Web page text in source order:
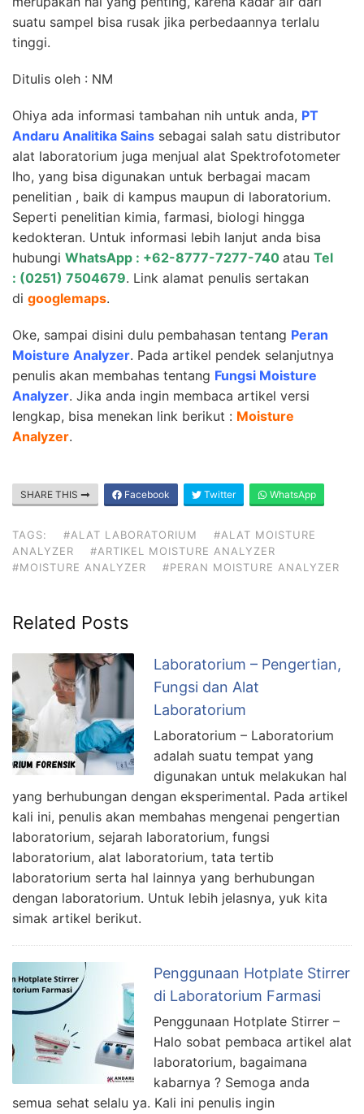
suatu sampel bisa rusak jika perbedaannya terlalu
tinggi.
Ditulis oleh : NM
Ohiya ada informasi tambahan nih untuk anda, PT
Andaru Analitika Sains sebagai salah satu distributor
alat laboratorium juga menjual alat Spektrofotometer
lho, yang bisa digunakan untuk berbagai macam
penelitian , baik di kampus maupun di laboratorium.
Seperti penelitian kimia, farmasi, biologi hingga
kedokteran. Untuk informasi lebih lanjut anda bisa
hubungi WhatsApp : +62-8777-7277-740 atau Tel
: (0251) 7504679. Link alamat penulis sertakan
di googlemaps.
Oke, sampai disini dulu pembahasan tentang Peran
Moisture Analyzer. Pada artikel pendek selanjutnya
penulis akan membahas tentang Fungsi Moisture
Analyzer. Jika anda ingin membaca artikel versi
lengkap, bisa menekan link berikut : Moisture
Analyzer.
SHARE THIS Facebook Twitter WhatsApp
TAGS: #ALAT LABORATORIUM
#ALAT MOISTURE
ANALYZER
#ARTIKEL MOISTURE ANALYZER
#MOISTURE ANALYZER
#PERAN MOISTURE ANALYZER
Related Posts
Laboratorium – Pengertian,
Fungsi dan Alat
Laboratorium
Laboratorium – Laboratorium
adalah suatu tempat yang
digunakan untuk melakukan hal
yang berhubungan dengan eksperimental. Pada artikel
kali ini, penulis akan membahas mengenai pengertian
laboratorium, sejarah laboratorium, fungsi
laboratorium, alat laboratorium, tata tertib
laboratorium serta hal lainnya yang berhubungan
dengan laboratorium. Untuk lebih jelasnya, yuk kita
simak artikel berikut.
Penggunaan Hotplate Stirrer
di Laboratorium Farmasi
Penggunaan Hotplate Stirrer –
Halo sobat pembaca artikel alat
laboratorium, bagaimana
kabarnya ? Semoga anda
semua sehat selalu ya. Kali ini penulis ingin